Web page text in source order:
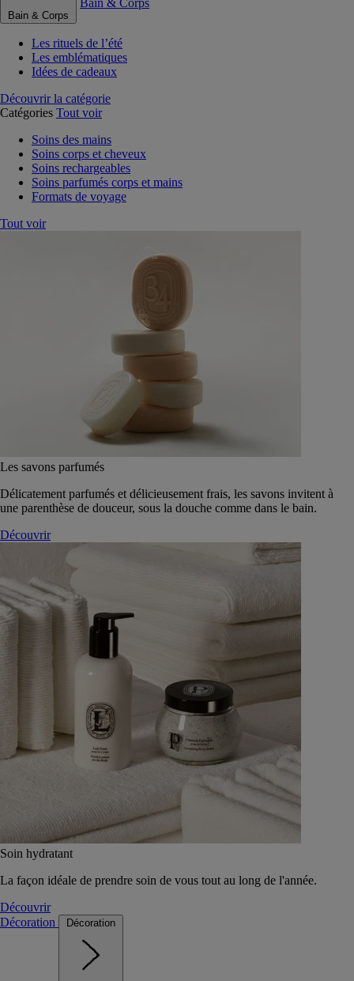
Bain & Corps
Bain & Corps
Les rituels de l’été
Les emblématiques
Idées de cadeaux
Découvrir la catégorie
Catégories Tout voir
Soins des mains
Soins corps et cheveux
Soins rechargeables
Soins parfumés corps et mains
Formats de voyage
Tout voir
Les savons parfumés
Délicatement parfumés et délicieusement frais, les savons invitent à
une parenthèse de douceur, sous la douche comme dans le bain.
Découvrir
Soin hydratant
La façon idéale de prendre soin de vous tout au long de l'année.
Découvrir
Décoration
Décoration